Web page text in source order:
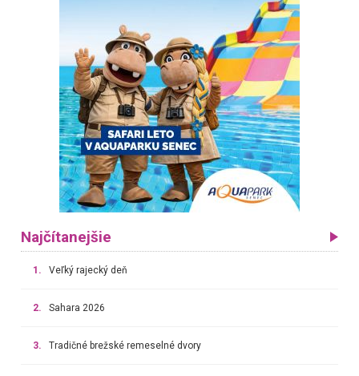
Najčítanejšie
1. Veľký rajecký deň
2. Sahara 2026
3. Tradičné brežské remeselné dvory